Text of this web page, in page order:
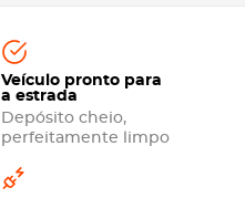
Veículo pronto para
a estrada
Depósito cheio,
perfeitamente limpo